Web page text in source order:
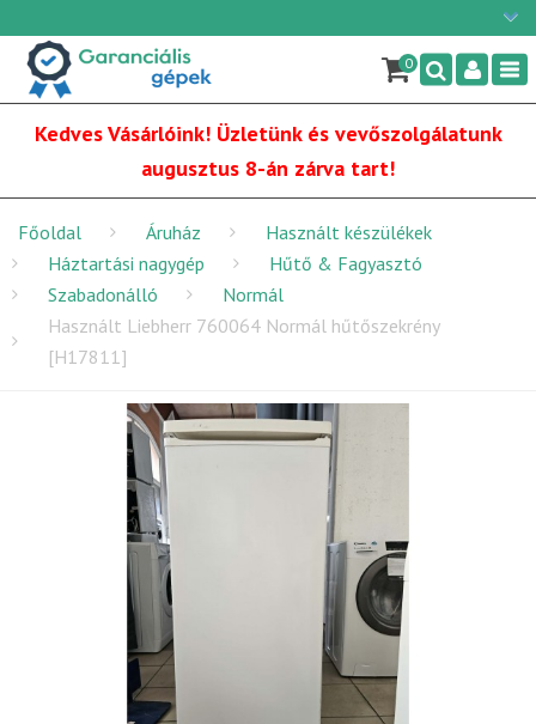
×
0
Kedves Vásárlóink! Üzletünk és vevőszolgálatunk
augusztus 8-án zárva tart!
Főoldal Áruház
Használt készülékek
Háztartási nagygép
Hűtő & Fagyasztó
Szabadonálló
Normál
Használt Liebherr 760064 Normál hűtőszekrény
[H17811]